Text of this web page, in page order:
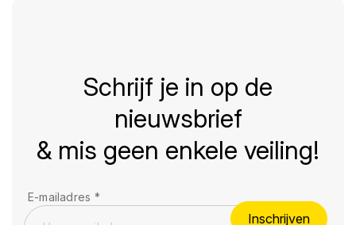
Schrijf je in op de
nieuwsbrief
& mis geen enkele veiling!
E-mailadres *
Inschrijven